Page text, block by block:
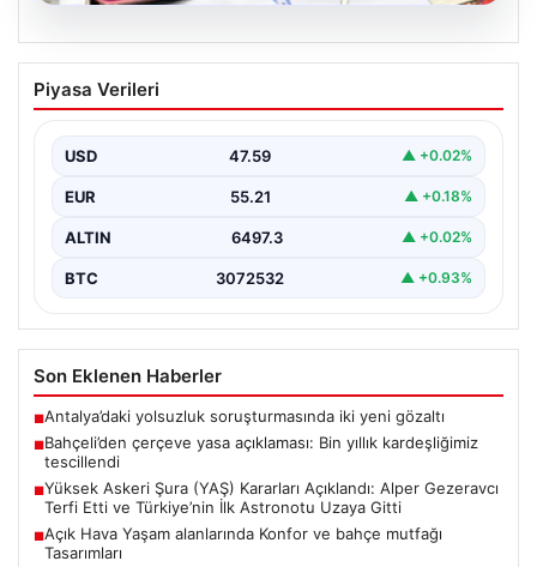
Bahçeli’den çerçeve yasa açıklaması:
Bin yıllık kardeşliğimiz tescillendi
Kardeşliğimiz Resmen Tescillendi”, “content”: “ Milliyetçi
Hareket…
Piyasa Verileri
USD 47.59 ▲ +0.02%
EUR 55.21 ▲ +0.18%
ALTIN 6497.3 ▲ +0.02%
BTC 3072532 ▲ +0.93%
Son Eklenen Haberler
■Antalya’daki yolsuzluk soruşturmasında iki yeni gözaltı
■Bahçeli’den çerçeve yasa açıklaması: Bin yıllık kardeşliğimiz
tescillendi
■Yüksek Askeri Şura (YAŞ) Kararları Açıklandı: Alper Gezeravcı
Terfi Etti ve Türkiye’nin İlk Astronotu Uzaya Gitti
■Açık Hava Yaşam alanlarında Konfor ve bahçe mutfağı
Tasarımları